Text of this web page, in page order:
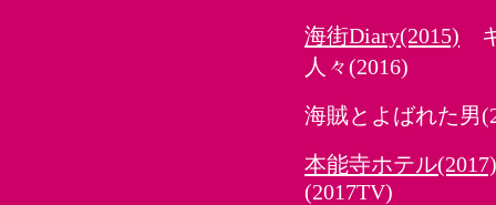
海街Diary(2015)
人々(2016)
海賊とよばれた男
本能寺ホテル
(2017TV)